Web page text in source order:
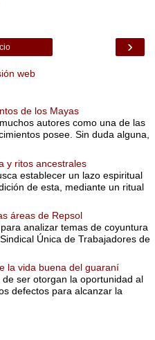
›
web
de los Mayas
autores como una de las
posee. Sin duda alguna,
y ritos ancestrales
establecer un lazo espiritual
de esta, mediante un ritual
áreas de Repsol
analizar temas de coyuntura
Única de Trabajadores de
la vida buena del guaraní
ser otorgan la oportunidad al
defectos para alcanzar la